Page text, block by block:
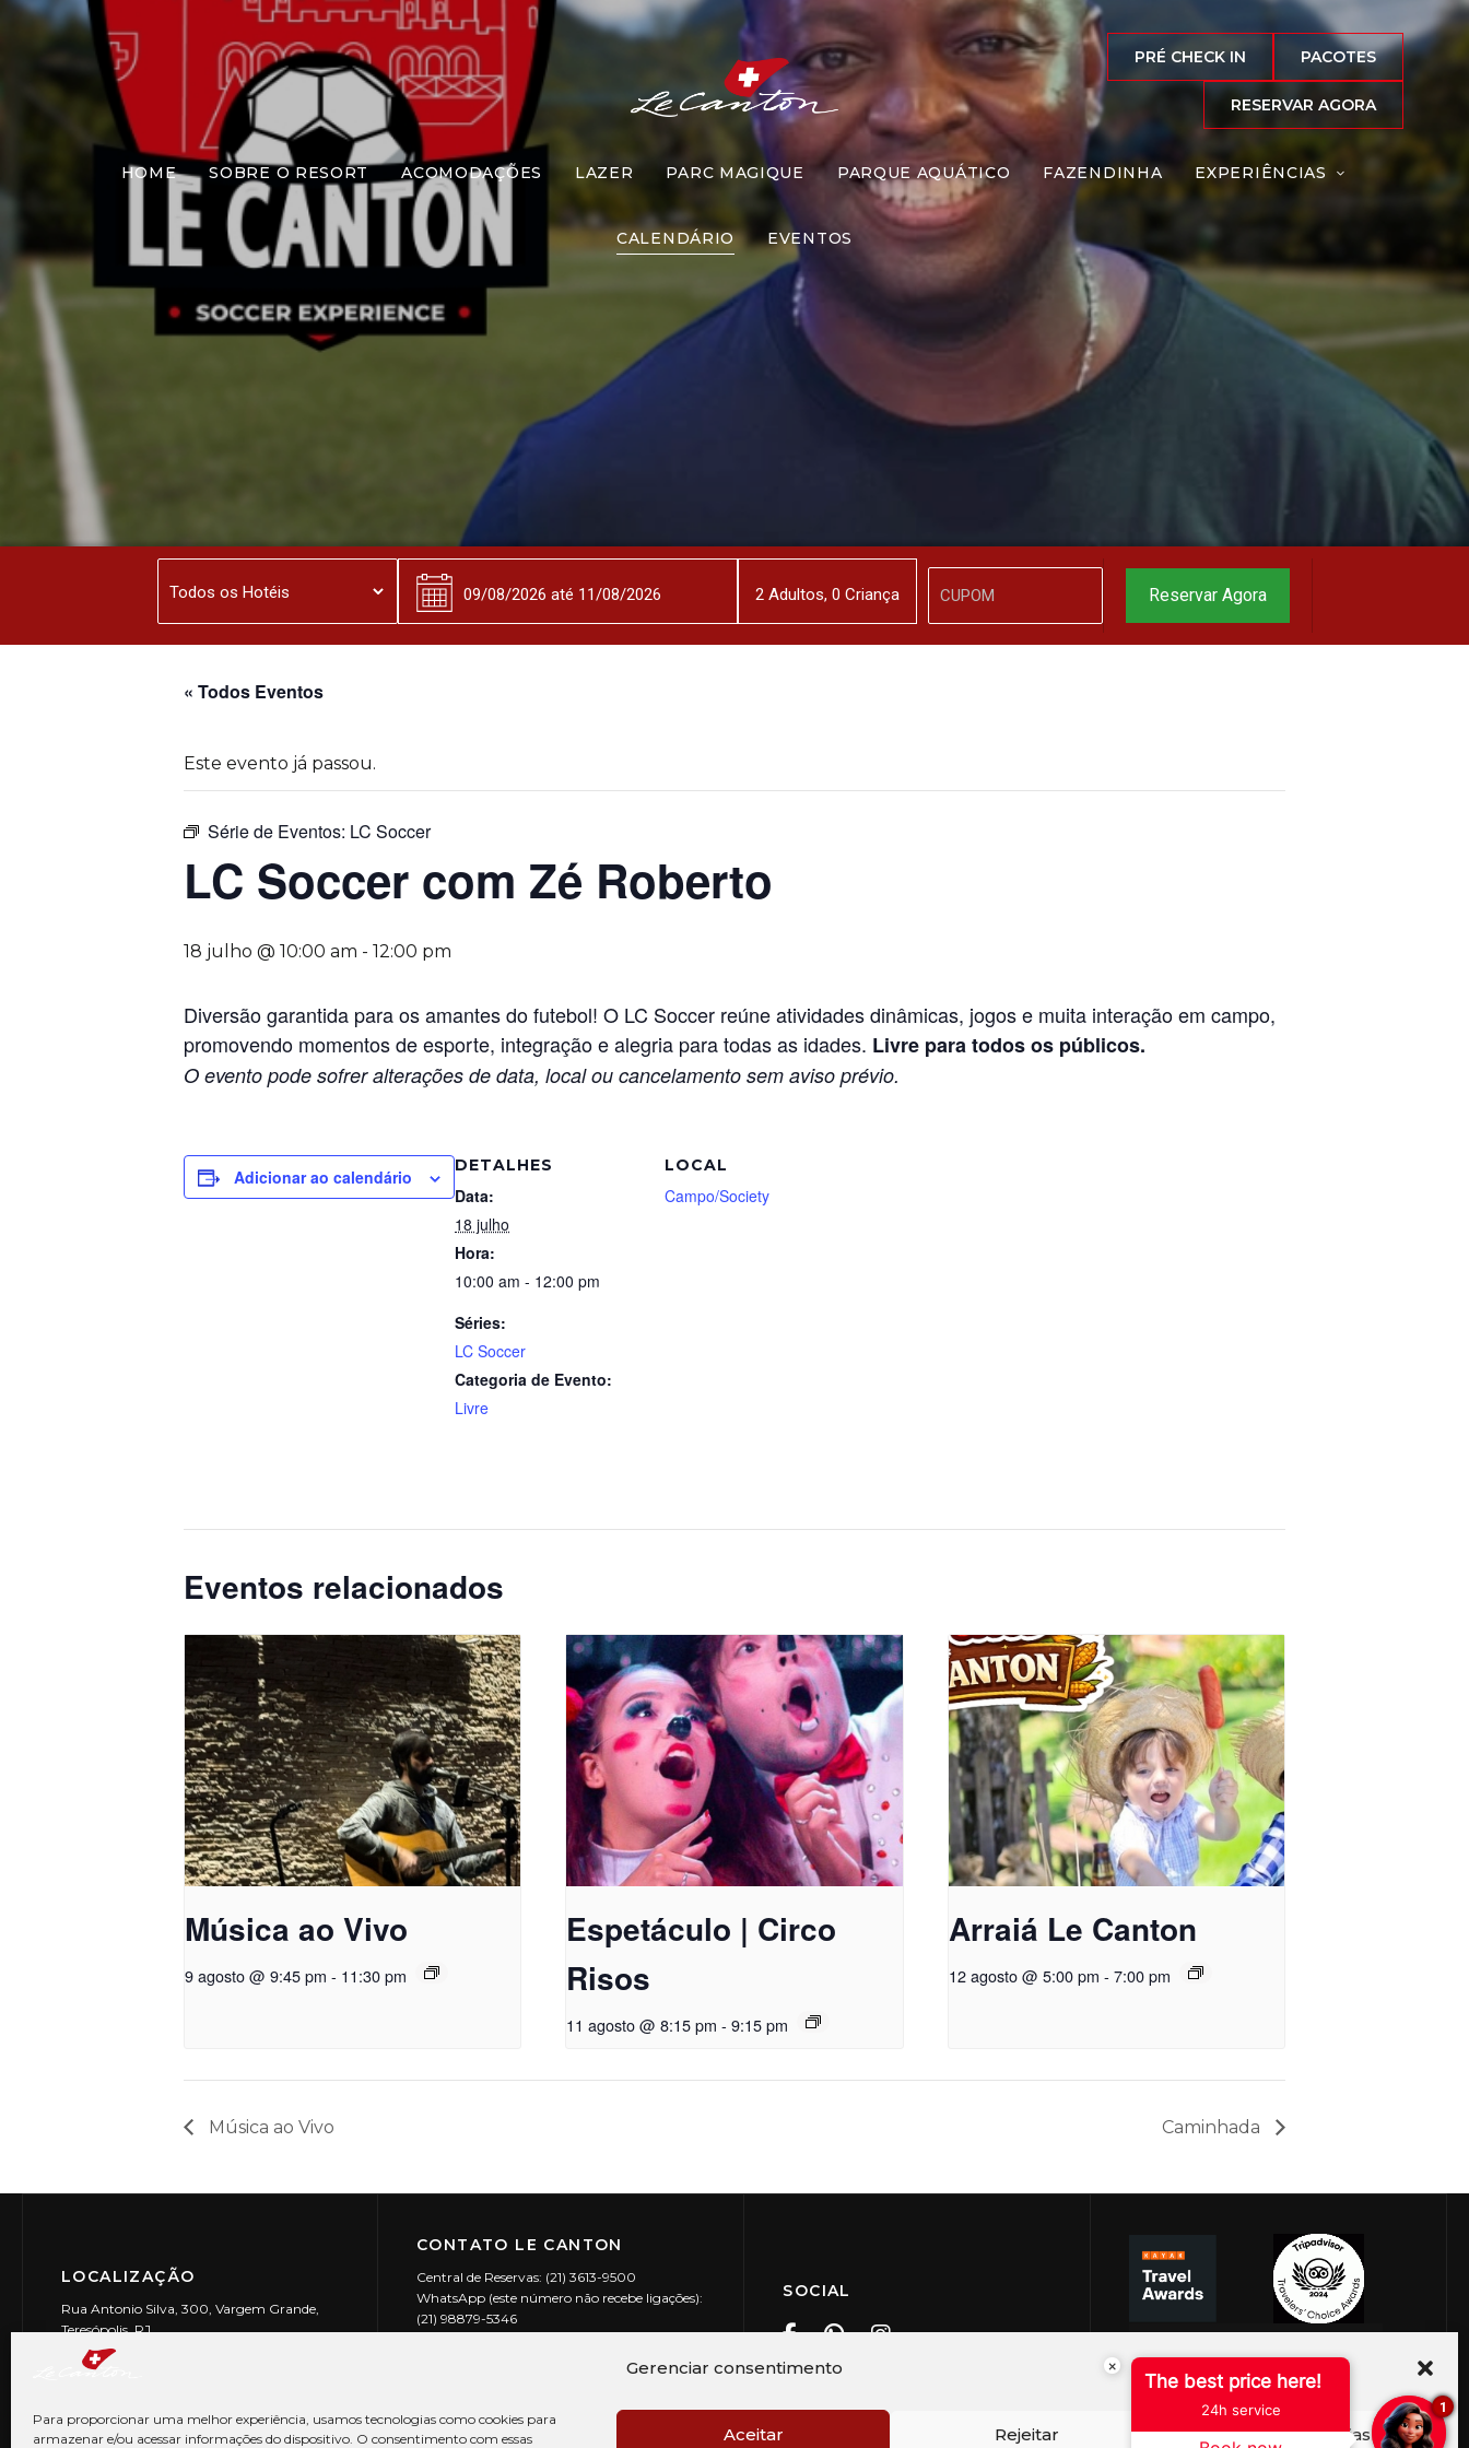
Gerenciar consentimento
Para proporcionar uma melhor experiência, usamos tecnologias como cookies para
armazenar e/ou acessar informações do dispositivo. O consentimento com essas
Aceitar Rejeitar Ver preferências
PRÉ CHECK IN PACOTES
RESERVAR AGORA
HOME SOBRE O RESORT ACOMODAÇÕES LAZER PARC MAGIQUE PARQUE AQUÁTICO FAZENDINHA EXPERIÊNCIAS
CALENDÁRIO EVENTOS
LC Soccer com Zé Roberto
« Todos Eventos
Este evento já passou.
Série de Eventos: LC Soccer
LC Soccer com Zé Roberto
18 julho @ 10:00 am - 12:00 pm
Diversão garantida para os amantes do futebol! O LC Soccer reúne atividades dinâmicas, jogos e muita interação em campo,
promovendo momentos de esporte, integração e alegria para todas as idades. Livre para todos os públicos.
O evento pode sofrer alterações de data, local ou cancelamento sem aviso prévio.
Adicionar ao calendário
DETALHES
Data:
18 julho
Hora:
10:00 am - 12:00 pm
Séries:
LC Soccer
Categoria de Evento:
Livre
LOCAL
Campo/Society
Eventos relacionados
Música ao Vivo
9 agosto @ 9:45 pm - 11:30 pm
Espetáculo | Circo
Risos
11 agosto @ 8:15 pm - 9:15 pm
Arraiá Le Canton
12 agosto @ 5:00 pm - 7:00 pm
Música ao Vivo Caminhada
LOCALIZAÇÃO
Rua Antonio Silva, 300, Vargem Grande,
Teresópolis, RJ
CEP: 25990-150
CONTATO LE CANTON
Central de Reservas: (21) 3613-9500
WhatsApp (este número não recebe ligações):
(21) 98879-5346
SOCIAL
2Adultos, 0 Criança Reservar Agora
×
The best price here!
24h service 1